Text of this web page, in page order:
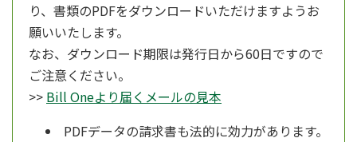
り、書類のPDFをダウンロードいただけますようお
願いいたします。
なお、ダウンロード期限は発行日から60日ですので
ご注意ください。
>> Bill Oneより届くメールの見本
PDFデータの請求書も法的に効力があります。